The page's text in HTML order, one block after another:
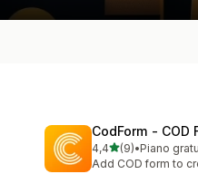
CodForm ‑ COD
4,4stelle su 5
(9)
9 recensioni totali
•Piano
Add COD form to